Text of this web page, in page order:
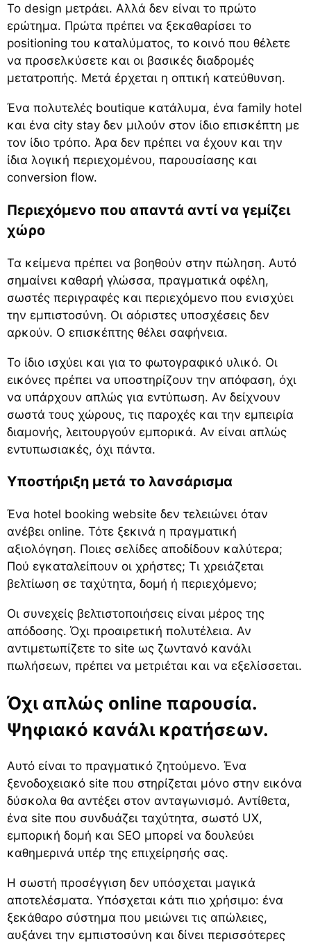
Το design μετράει. Αλλά δεν είναι το πρώτο
ερώτημα. Πρώτα πρέπει να ξεκαθαρίσει το
positioning του καταλύματος, το κοινό που θέλετε
να προσελκύσετε και οι βασικές διαδρομές
μετατροπής. Μετά έρχεται η οπτική κατεύθυνση.
Ένα πολυτελές boutique κατάλυμα, ένα family hotel
και ένα city stay δεν μιλούν στον ίδιο επισκέπτη με
τον ίδιο τρόπο. Άρα δεν πρέπει να έχουν και την
ίδια λογική περιεχομένου, παρουσίασης και
conversion flow.
Περιεχόμενο που απαντά αντί να γεμίζει
χώρο
Τα κείμενα πρέπει να βοηθούν στην πώληση. Αυτό
σημαίνει καθαρή γλώσσα, πραγματικά οφέλη,
σωστές περιγραφές και περιεχόμενο που ενισχύει
την εμπιστοσύνη. Οι αόριστες υποσχέσεις δεν
αρκούν. Ο επισκέπτης θέλει σαφήνεια.
Το ίδιο ισχύει και για το φωτογραφικό υλικό. Οι
εικόνες πρέπει να υποστηρίζουν την απόφαση, όχι
να υπάρχουν απλώς για εντύπωση. Αν δείχνουν
σωστά τους χώρους, τις παροχές και την εμπειρία
διαμονής, λειτουργούν εμπορικά. Αν είναι απλώς
εντυπωσιακές, όχι πάντα.
Υποστήριξη μετά το λανσάρισμα
Ένα hotel booking website δεν τελειώνει όταν
ανέβει online. Τότε ξεκινά η πραγματική
αξιολόγηση. Ποιες σελίδες αποδίδουν καλύτερα;
Πού εγκαταλείπουν οι χρήστες; Τι χρειάζεται
βελτίωση σε ταχύτητα, δομή ή περιεχόμενο;
Οι συνεχείς βελτιστοποιήσεις είναι μέρος της
απόδοσης. Όχι προαιρετική πολυτέλεια. Αν
αντιμετωπίζετε το site ως ζωντανό κανάλι
πωλήσεων, πρέπει να μετριέται και να εξελίσσεται.
Όχι απλώς online παρουσία.
Ψηφιακό κανάλι κρατήσεων.
Αυτό είναι το πραγματικό ζητούμενο. Ένα
ξενοδοχειακό site που στηρίζεται μόνο στην εικόνα
δύσκολα θα αντέξει στον ανταγωνισμό. Αντίθετα,
ένα site που συνδυάζει ταχύτητα, σωστό UX,
εμπορική δομή και SEO μπορεί να δουλεύει
καθημερινά υπέρ της επιχείρησής σας.
Η σωστή προσέγγιση δεν υπόσχεται μαγικά
αποτελέσματα. Υπόσχεται κάτι πιο χρήσιμο: ένα
ξεκάθαρο σύστημα που μειώνει τις απώλειες,
αυξάνει την εμπιστοσύνη και δίνει περισσότερες